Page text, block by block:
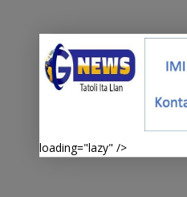
loading="lazy" />